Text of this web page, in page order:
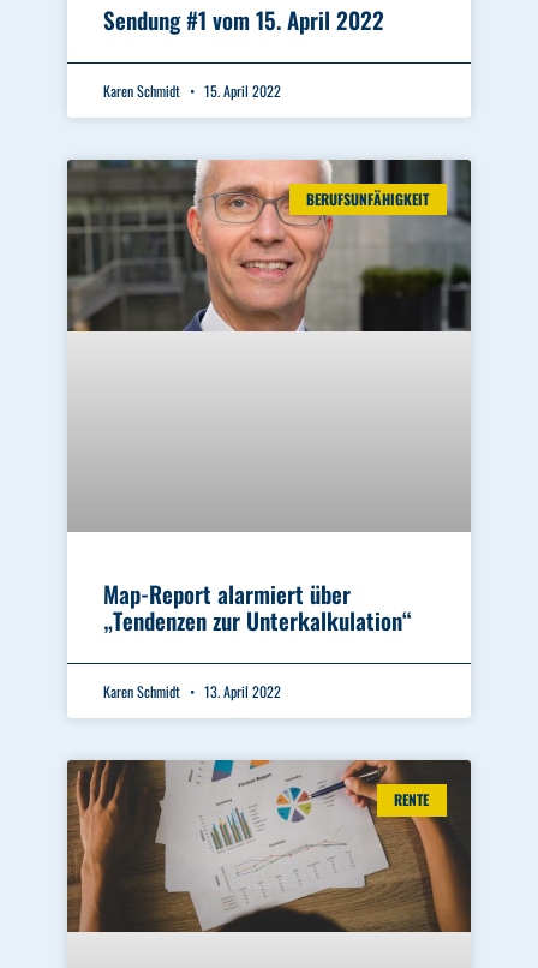
Sendung #1 vom 15. April 2022
Karen Schmidt 15. April 2022
BERUFSUNFÄHIGKEIT
Map-Report alarmiert über
„Tendenzen zur Unterkalkulation“
Karen Schmidt 13. April 2022
RENTE